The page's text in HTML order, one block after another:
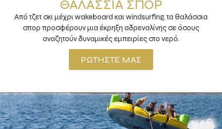
ΘΑΛΆΣΣΙΑ ΣΠΟΡ
Από τζετ σκι μέχρι wakeboard και windsurfing, τα θαλάσσια
σπορ προσφέρουν μια έκρηξη αδρεναλίνης σε όσους
αναζητούν δυναμικές εμπειρίες στο νερό.
ΡΩΤΉΣΤΕ ΜΑΣ